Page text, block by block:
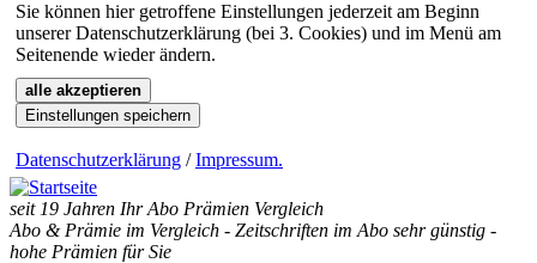
Sie können hier getroffene Einstellungen jederzeit am Beginn
unserer Datenschutzerklärung (bei 3. Cookies) und im Menü am
Seitenende wieder ändern.
alle akzeptieren
Einstellungen speichern
Datenschutzerklärung /Impressum.
seit 19 Jahren Ihr Abo Prämien Vergleich
Abo & Prämie im Vergleich - Zeitschriften im Abo sehr günstig -
hohe Prämien für Sie